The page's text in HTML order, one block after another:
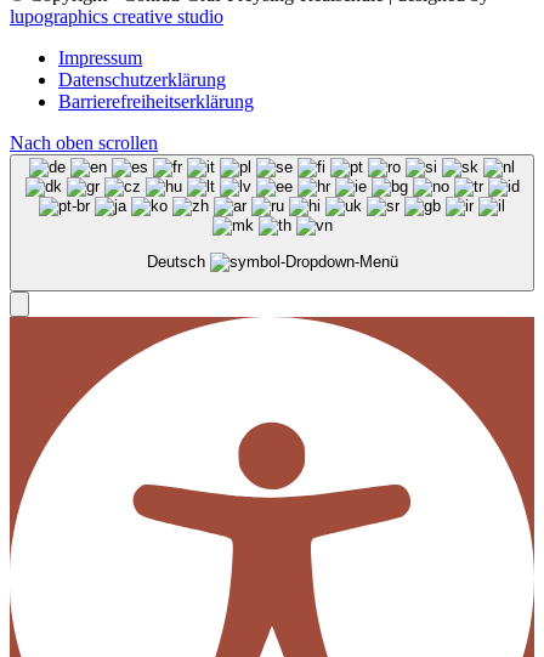
lupographics creative studio
Impressum
Datenschutzerklärung
Barrierefreiheitserklärung
Nach oben scrollen
Deutsch